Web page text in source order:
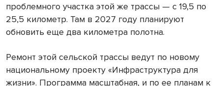
проблемного участка этой же трассы — с 19,5 по
25,5 километр. Там в 2027 году планируют
обновить еще два километра полотна.
Ремонт этой сельской трассы ведут по новому
национальному проекту «Инфраструктура для
жизни». Программа масштабная, и по ее планам к